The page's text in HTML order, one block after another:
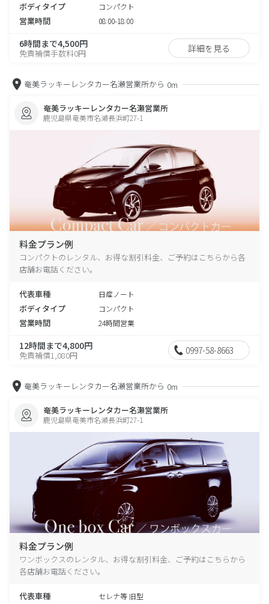
ボディタイプ コンパクト
営業時間 08:00-18:00
6時間まで4,500円
免責補償手数料0円 詳細を見る
奄美ラッキーレンタカー名瀬営業所から 0m
奄美ラッキーレンタカー名瀬営業所
鹿児島県奄美市名瀬長浜町27-1
料金プラン例
コンパクトのレンタル、お得な割引料金、ご予約はこちらから各
店舗お電話ください。
代表車種 日産ノート
ボディタイプ コンパクト
営業時間 24時間営業
12時間まで4,800円
免責補償1,080円 0997-58-8663
奄美ラッキーレンタカー名瀬営業所から 0m
奄美ラッキーレンタカー名瀬営業所
鹿児島県奄美市名瀬長浜町27-1
料金プラン例
ワンボックスのレンタル、お得な割引料金、ご予約はこちらから
各店舗お電話ください。
代表車種 セレナ等 旧型